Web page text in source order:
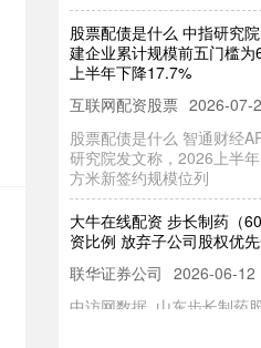
股票配债是什么 中指研究
建企业累计规模前五门槛
上半年下降17.7%
互联网配资股票
2026-07-22
股票配债是什么 智通财经
研究院发文称，2026上半
方米新签约规模位列
大牛在线配资 步长制药（
资比例 放弃子公司股权优
联华证券公司 2026-06-12
中访网数据 山东步长制药
2025年7月8日召开第五届